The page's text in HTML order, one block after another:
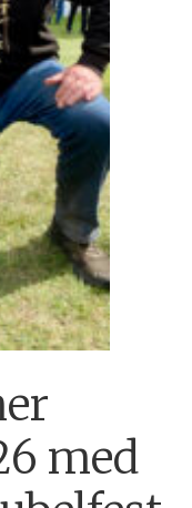
med